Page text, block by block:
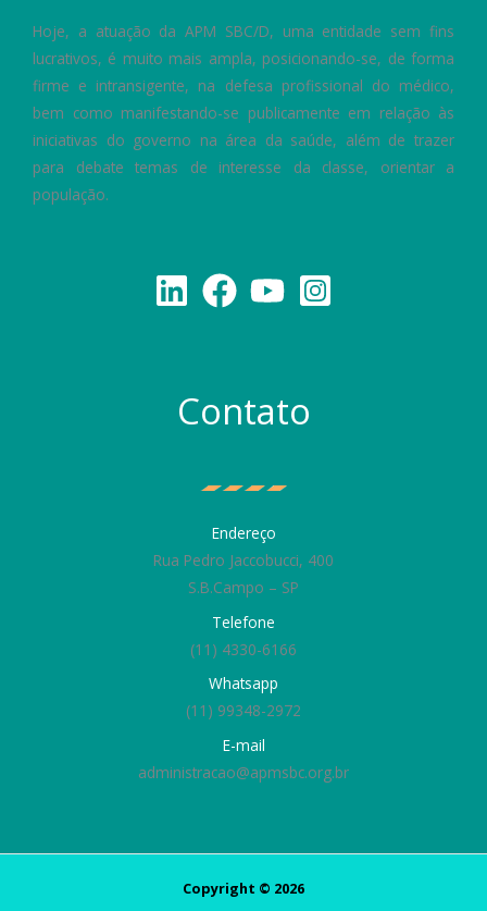
Hoje, a atuação da APM SBC/D, uma entidade sem fins
lucrativos, é muito mais ampla, posicionando-se, de forma
firme e intransigente, na defesa profissional do médico,
bem como manifestando-se publicamente em relação às
iniciativas do governo na área da saúde, além de trazer
para debate temas de interesse da classe, orientar a
população.
Contato
Endereço
Rua Pedro Jaccobucci, 400
S.B.Campo – SP
Telefone
(11) 4330-6166
Whatsapp
(11) 99348-2972
E-mail
administracao@apmsbc.org.br
Copyright © 2026